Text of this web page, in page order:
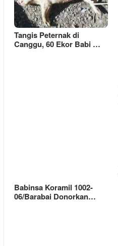
Tangis Peternak di
Canggu, 60 Ekor Babi …
Babinsa Koramil 1002-
06/Barabai Donorkan…